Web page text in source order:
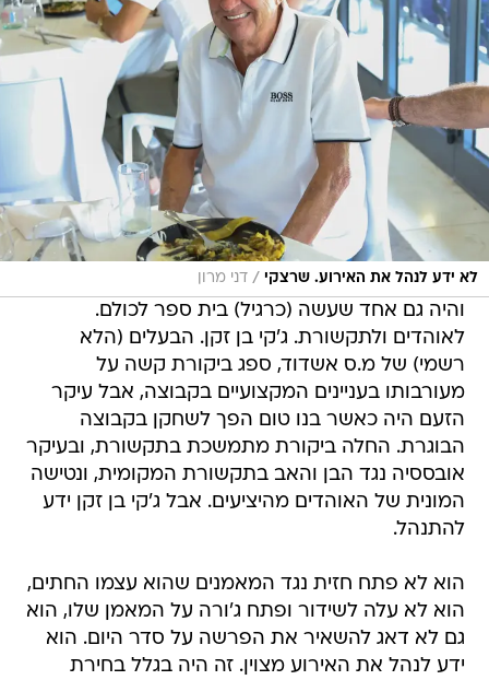
לא ידע לנהל את האירוע. שרצקי / דני מרון
והיה גם אחד שעשה (כרגיל) בית ספר לכולם.
לאוהדים ולתקשורת. ג'קי בן זקן. הבעלים (הלא
רשמי) של מ.ס אשדוד, ספג ביקורת קשה על
מעורבותו בעניינים המקצועיים בקבוצה, אבל עיקר
הזעם היה כאשר בנו טום הפך לשחקן בקבוצה
הבוגרת. החלה ביקורת מתמשכת בתקשורת, ובעיקר
אובססיה נגד הבן והאב בתקשורת המקומית, ונטישה
המונית של האוהדים מהיציעים. אבל ג'קי בן זקן ידע
להתנהל.
הוא לא פתח חזית נגד המאמנים שהוא עצמו החתים,
הוא לא עלה לשידור ופתח ג'ורה על המאמן שלו, הוא
גם לא דאג להשאיר את הפרשה על סדר היום. הוא
ידע לנהל את האירוע מצוין. זה היה בגלל בחירת